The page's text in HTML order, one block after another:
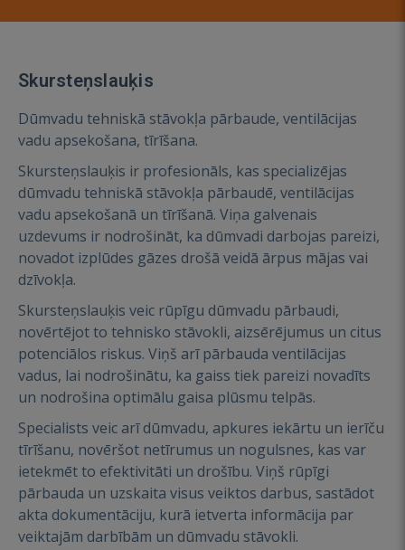
Skursteņslauķis
Dūmvadu tehniskā stāvokļa pārbaude, ventilācijas
vadu apsekošana, tīrīšana.
Skursteņslauķis ir profesionāls, kas specializējas
dūmvadu tehniskā stāvokļa pārbaudē, ventilācijas
vadu apsekošanā un tīrīšanā. Viņa galvenais
uzdevums ir nodrošināt, ka dūmvadi darbojas pareizi,
novadot izplūdes gāzes drošā veidā ārpus mājas vai
dzīvokļa.
Skursteņslauķis veic rūpīgu dūmvadu pārbaudi,
novērtējot to tehnisko stāvokli, aizsērējumus un citus
potenciālos riskus. Viņš arī pārbauda ventilācijas
vadus, lai nodrošinātu, ka gaiss tiek pareizi novadīts
un nodrošina optimālu gaisa plūsmu telpās.
Specialists veic arī dūmvadu, apkures iekārtu un ierīču
tīrīšanu, novēršot netīrumus un nogulsnes, kas var
ietekmēt to efektivitāti un drošību. Viņš rūpīgi
pārbauda un uzskaita visus veiktos darbus, sastādot
akta dokumentāciju, kurā ietverta informācija par
veiktajām darbībām un dūmvadu stāvokli.